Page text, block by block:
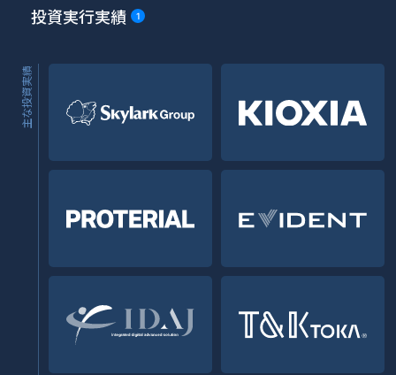
主な投資実績
投資実行実績 1